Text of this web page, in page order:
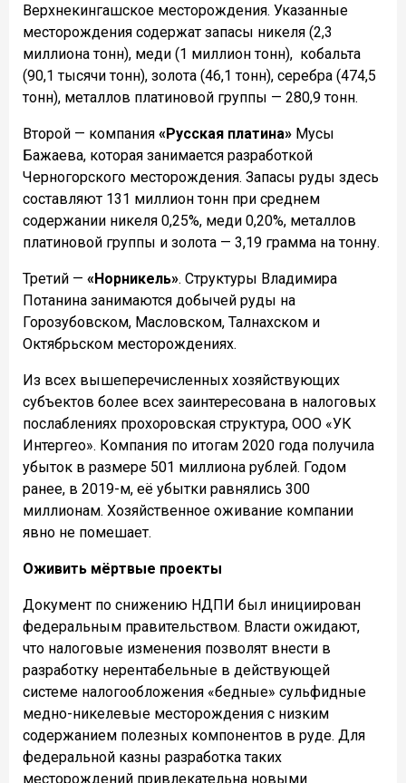
Верхнекингашское месторождения. Указанные
месторождения содержат запасы никеля (2,3
миллиона тонн), меди (1 миллион тонн), кобальта
(90,1 тысячи тонн), золота (46,1 тонн), серебра (474,5
тонн), металлов платиновой группы — 280,9 тонн.
Второй — компания «Русская платина» Мусы
Бажаева, которая занимается разработкой
Черногорского месторождения. Запасы руды здесь
составляют 131 миллион тонн при среднем
содержании никеля 0,25%, меди 0,20%, металлов
платиновой группы и золота — 3,19 грамма на тонну.
Третий — «Норникель». Структуры Владимира
Потанина занимаются добычей руды на
Горозубовском, Масловском, Талнахском и
Октябрьском месторождениях.
Из всех вышеперечисленных хозяйствующих
субъектов более всех заинтересована в налоговых
послаблениях прохоровская структура, ООО «УК
Интергео». Компания по итогам 2020 года получила
убыток в размере 501 миллиона рублей. Годом
ранее, в 2019-м, её убытки равнялись 300
миллионам. Хозяйственное оживание компании
явно не помешает.
Оживить мёртвые проекты
Документ по снижению НДПИ был инициирован
федеральным правительством. Власти ожидают,
что налоговые изменения позволят внести в
разработку нерентабельные в действующей
системе налогообложения «бедные» сульфидные
медно-никелевые месторождения с низким
содержанием полезных компонентов в руде. Для
федеральной казны разработка таких
месторождений привлекательна новыми